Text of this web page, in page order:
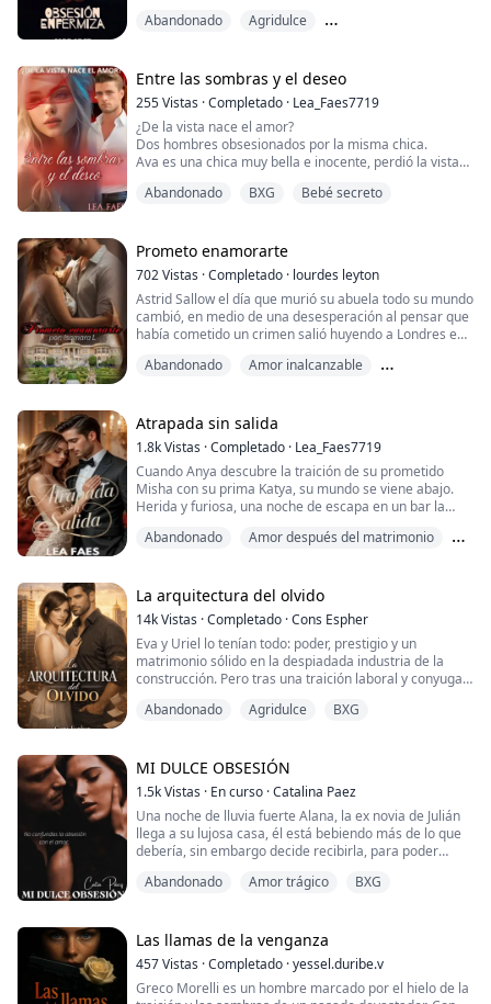
y Venus Maxwell tuvo la mala suerte de conocerlo:
no puedes salir tan fácilmente...
Abandonado
Agridulce
Entre las sombras y el deseo
255Vistas ·Completado · Lea_Faes7719
¿De la vista nace el amor?
Dos hombres obsesionados por la misma chica.
Ava es una chica muy bella e inocente, perdió la vista
quedó bajo la custodia del sobrino de su padre, un
que quiere obligarla a ser su esposa, si lo logra podrá
quedarse con ...
Abandonado BXG Bebé secreto
Prometo enamorarte
702Vistas ·Completado · lourdes leyton
Astrid Sallow el día que murió su abuela todo su mundo
cambió, en medio de una desesperación al pensar que
había cometido un crimen salió huyendo a Londres en
calles de la capital.
prestigiosa paso por el dolor de perder a su esposa a
una edad muy joven, él llegara a enamorarse de Astrid
con el pa...
Abandonado
Amor inalcanzable
Atrapada sin salida
1.8kVistas ·Completado · Lea_Faes7719
Cuando Anya descubre la traición de su prometido
Misha con su prima Katya, su mundo se viene abajo.
Herida y furiosa, una noche de escapa en un bar la
comparte más de lo que esperaba. Lo que inicia como
obliga a casarse para unir sus influyentes ...
Abandonado
Amor después del matrimonio
La arquitectura del olvido
14kVistas ·Completado ·Cons Espher
Eva y Uriel lo tenían todo: poder, prestigio y un
matrimonio sólido en la despiadada industria de la
construcción. Pero tras una traición laboral y conyugal,
amnésico despierta de un coma creyendo que siguen
pasado para descubrir por qué lo hizo,...
Abandonado Agridulce BXG
MI DULCE OBSESIÓN
1.5kVistas · En curso ·Catalina Paez
Una noche de lluvia fuerte Alana, la ex novia de Julián
llega a su lujosa casa, él está bebiendo más de lo que
debería, sin embargo decide recibirla, para poder
propuso matrimonio.
aquello será su perdición, pues Alana choca, las
lágrimas y el d...
Abandonado Amor trágico BXG
Las llamas de la venganza
457Vistas ·Completado ·yessel.duribe.v
Greco Morelli es un hombre marcado por el hielo de la